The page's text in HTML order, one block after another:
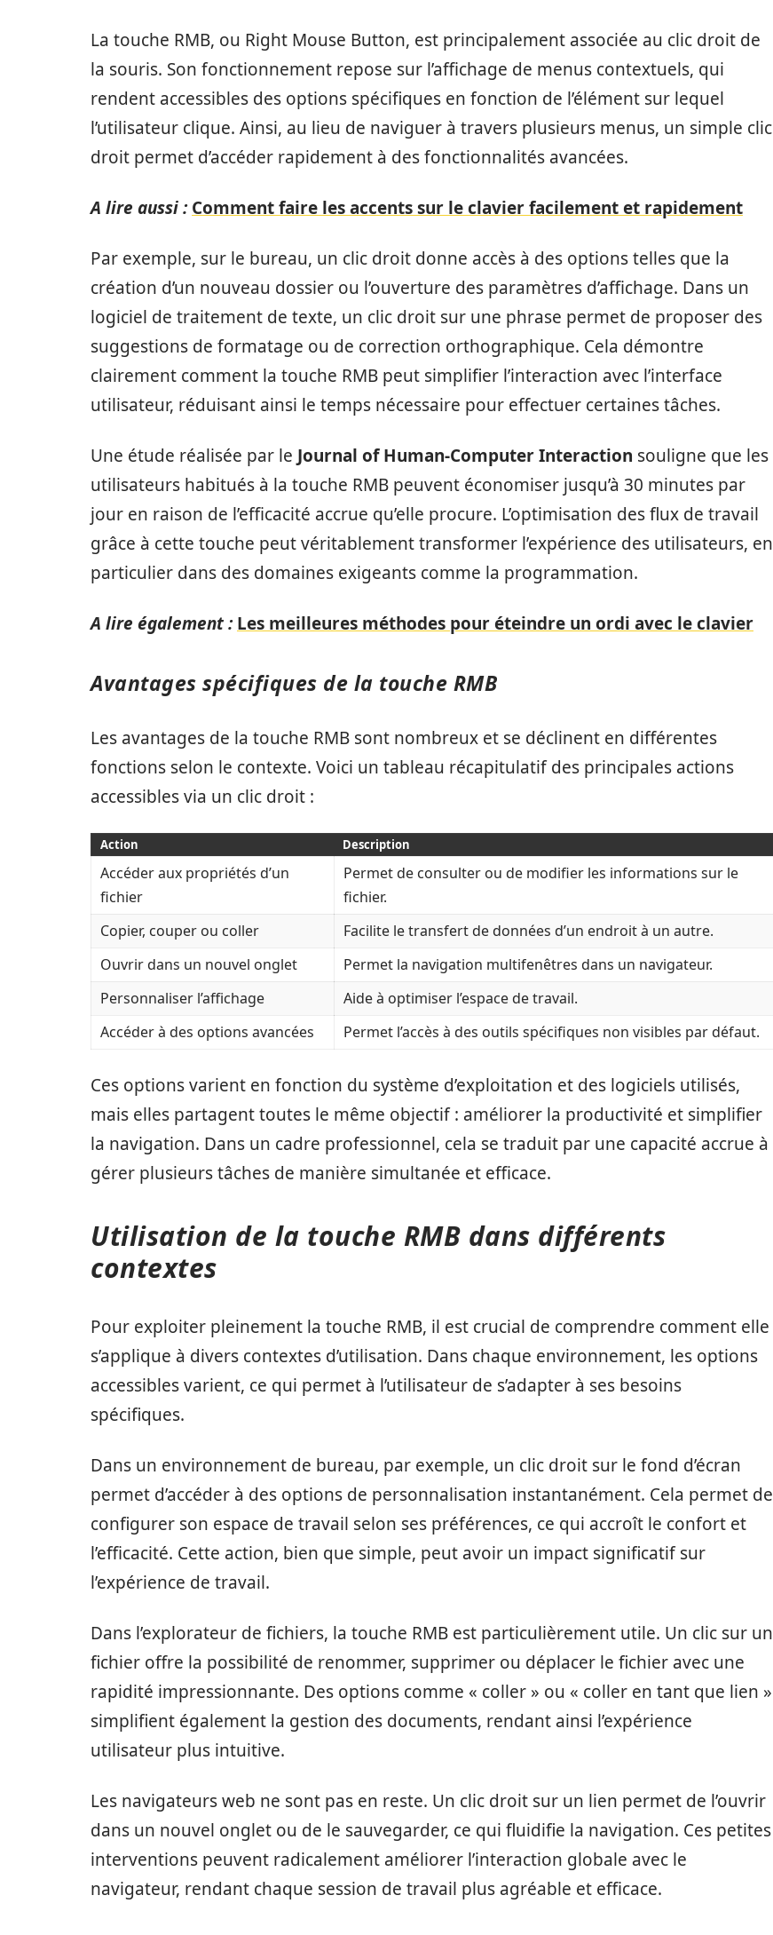
La touche RMB, ou Right Mouse Button, est principalement associée au clic droit de
la souris. Son fonctionnement repose sur l’affichage de menus contextuels, qui
rendent accessibles des options spécifiques en fonction de l’élément sur lequel
l’utilisateur clique. Ainsi, au lieu de naviguer à travers plusieurs menus, un simple clic
droit permet d’accéder rapidement à des fonctionnalités avancées.
A lire aussi : Comment faire les accents sur le clavier facilement et rapidement
Par exemple, sur le bureau, un clic droit donne accès à des options telles que la
création d’un nouveau dossier ou l’ouverture des paramètres d’affichage. Dans un
logiciel de traitement de texte, un clic droit sur une phrase permet de proposer des
suggestions de formatage ou de correction orthographique. Cela démontre
clairement comment la touche RMB peut simplifier l’interaction avec l’interface
utilisateur, réduisant ainsi le temps nécessaire pour effectuer certaines tâches.
Une étude réalisée par le Journal of Human-Computer Interaction souligne que les
utilisateurs habitués à la touche RMB peuvent économiser jusqu’à 30 minutes par
jour en raison de l’efficacité accrue qu’elle procure. L’optimisation des flux de travail
grâce à cette touche peut véritablement transformer l’expérience des utilisateurs, en
particulier dans des domaines exigeants comme la programmation.
A lire également : Les meilleures méthodes pour éteindre un ordi avec le clavier
Avantages spécifiques de la touche RMB
Les avantages de la touche RMB sont nombreux et se déclinent en différentes
fonctions selon le contexte. Voici un tableau récapitulatif des principales actions
accessibles via un clic droit :
Action Description
Accéder aux propriétés d’un
fichier
Permet de consulter ou de modifier les informations sur le
fichier.
Copier, couper ou coller
Facilite le transfert de données d’un endroit à un autre.
Ouvrir dans un nouvel onglet
Permet la navigation multifenêtres dans un navigateur.
Personnaliser l’affichage
Aide à optimiser l’espace de travail.
Accéder à des options avancées
Permet l’accès à des outils spécifiques non visibles par défaut.
Ces options varient en fonction du système d’exploitation et des logiciels utilisés,
mais elles partagent toutes le même objectif : améliorer la productivité et simplifier
la navigation. Dans un cadre professionnel, cela se traduit par une capacité accrue à
gérer plusieurs tâches de manière simultanée et efficace.
Utilisation de la touche RMB dans différents
contextes
Pour exploiter pleinement la touche RMB, il est crucial de comprendre comment elle
s’applique à divers contextes d’utilisation. Dans chaque environnement, les options
accessibles varient, ce qui permet à l’utilisateur de s’adapter à ses besoins
spécifiques.
Dans un environnement de bureau, par exemple, un clic droit sur le fond d’écran
permet d’accéder à des options de personnalisation instantanément. Cela permet de
configurer son espace de travail selon ses préférences, ce qui accroît le confort et
l’efficacité. Cette action, bien que simple, peut avoir un impact significatif sur
l’expérience de travail.
Dans l’explorateur de fichiers, la touche RMB est particulièrement utile. Un clic sur un
fichier offre la possibilité de renommer, supprimer ou déplacer le fichier avec une
rapidité impressionnante. Des options comme « coller » ou « coller en tant que lien »
simplifient également la gestion des documents, rendant ainsi l’expérience
utilisateur plus intuitive.
Les navigateurs web ne sont pas en reste. Un clic droit sur un lien permet de l’ouvrir
dans un nouvel onglet ou de le sauvegarder, ce qui fluidifie la navigation. Ces petites
interventions peuvent radicalement améliorer l’interaction globale avec le
navigateur, rendant chaque session de travail plus agréable et efficace.